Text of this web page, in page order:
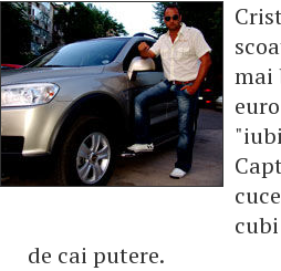
mai
de cai putere.